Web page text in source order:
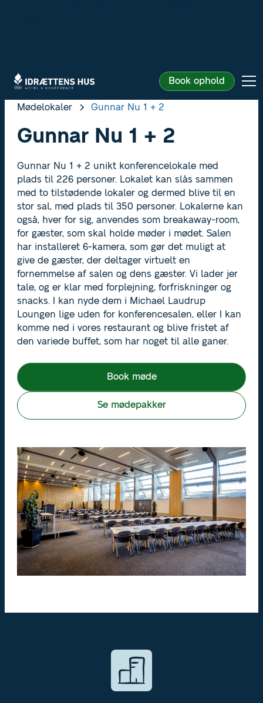
Book ophold
Mødelokaler Gunnar Nu 1 + 2
Gunnar Nu 1 + 2
Gunnar Nu 1 + 2 unikt konferencelokale med
plads til 226 personer. Lokalet kan slås sammen
med to tilstødende lokaler og dermed blive til en
stor sal, med plads til 350 personer. Lokalerne kan
også, hver for sig, anvendes som breakaway-room,
for gæster, som skal holde møder i mødet. Salen
har installeret 6-kamera, som gør det muligt at
give de gæster, der deltager virtuelt en
fornemmelse af salen og dens gæster. Vi lader jer
tale, og er klar med forplejning, forfriskninger og
snacks. I kan nyde dem i Michael Laudrup
Loungen lige uden for konferencesalen, eller I kan
komme ned i vores restaurant og blive fristet af
den variede buffet, som har noget til alle ganer.
Book møde
Se mødepakker